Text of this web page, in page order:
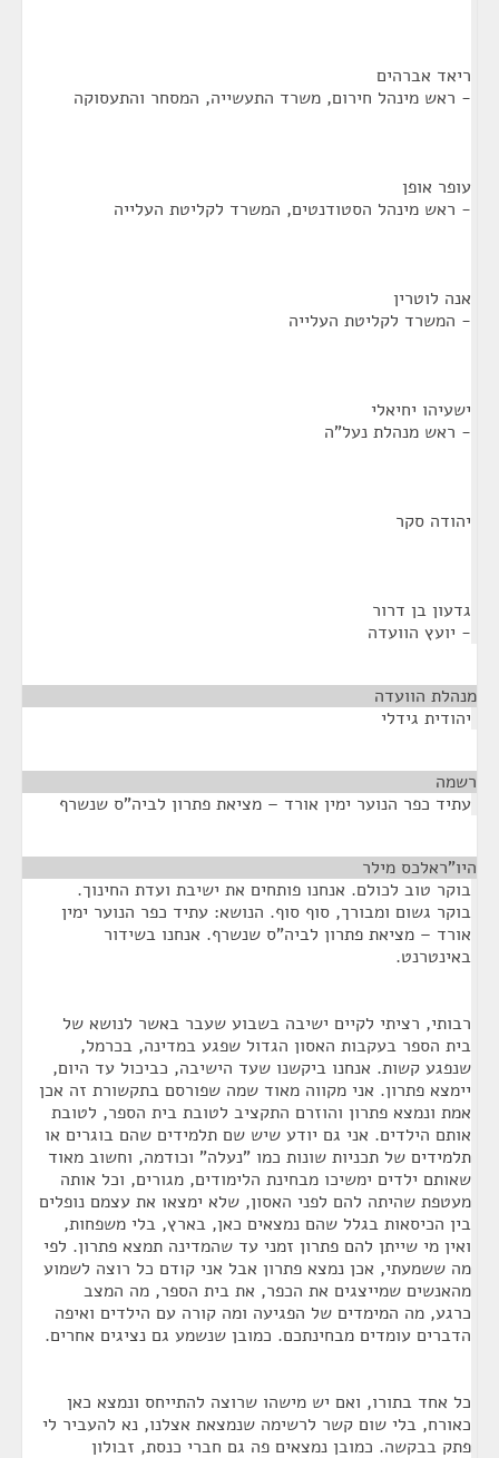
ריאד אברהים
- ראש מינהל חירום, משרד התעשייה, המסחר והתעסוקה
עופר אופן
- ראש מינהל הסטודנטים, המשרד לקליטת העלייה
אנה לוטרין
- המשרד לקליטת העלייה
ישעיהו יחיאלי
- ראש מנהלת נעל"ה
יהודה סקר
גדעון בן דרור
- יועץ הוועדה
מנהלת הוועדה
יהודית גידלי
רשמה
עתיד כפר הנוער ימין אורד – מציאת פתרון לביה"ס שנשרף
היו"ראלכס מילר
בוקר טוב לכולם. אנחנו פותחים את ישיבת ועדת החינוך.
בוקר גשום ומבורך, סוף סוף. הנושא: עתיד כפר הנוער ימין
אורד – מציאת פתרון לביה"ס שנשרף. אנחנו בשידור
באינטרנט.
רבותי, רציתי לקיים ישיבה בשבוע שעבר באשר לנושא של
בית הספר בעקבות האסון הגדול שפגע במדינה, בכרמל,
שנפגע קשות. אנחנו ביקשנו שעד הישיבה, כביכול עד היום,
יימצא פתרון. אני מקווה מאוד שמה שפורסם בתקשורת זה אכן
אמת ונמצא פתרון והוזרם התקציב לטובת בית הספר, לטובת
אותם הילדים. אני גם יודע שיש שם תלמידים שהם בוגרים או
תלמידים של תכניות שונות כמו "נעלה" וכודמה, וחשוב מאוד
שאותם ילדים ימשיכו מבחינת הלימודים, מגורים, וכל אותה
מעטפת שהיתה להם לפני האסון, שלא ימצאו את עצמם נופלים
בין הכיסאות בגלל שהם נמצאים כאן, בארץ, בלי משפחות,
ואין מי שייתן להם פתרון זמני עד שהמדינה תמצא פתרון. לפי
מה ששמעתי, אכן נמצא פתרון אבל אני קודם כל רוצה לשמוע
מהאנשים שמייצגים את הכפר, את בית הספר, מה המצב
כרגע, מה המימדים של הפגיעה ומה קורה עם הילדים ואיפה
הדברים עומדים מבחינתכם. כמובן שנשמע גם נציגים אחרים.
כל אחד בתורו, ואם יש מישהו שרוצה להתייחס ונמצא כאן
כאורח, בלי שום קשר לרשימה שנמצאת אצלנו, נא להעביר לי
פתק בבקשה. כמובן נמצאים פה גם חברי כנסת, זבולון